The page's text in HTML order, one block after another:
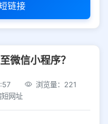
平台
链接
微信小程序？
浏览量：221
网址